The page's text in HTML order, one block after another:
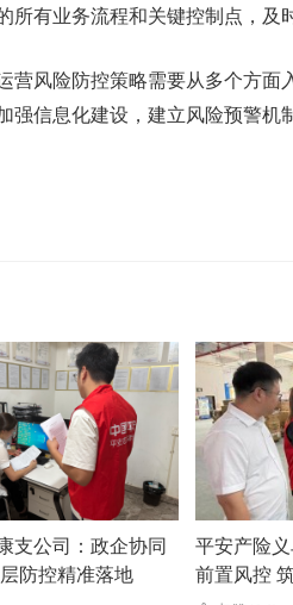
所有业务流程和关键控制点，及
营风险防控策略需要从多个方
强信息化建设，建立风险预警
支公司：政企协同
防控精准落地
平安产险
前置风控